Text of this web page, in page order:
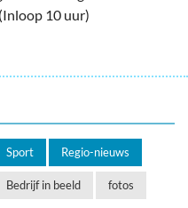
10 uur)
Sport Regio-nieuws
Bedrijf in beeld fotos